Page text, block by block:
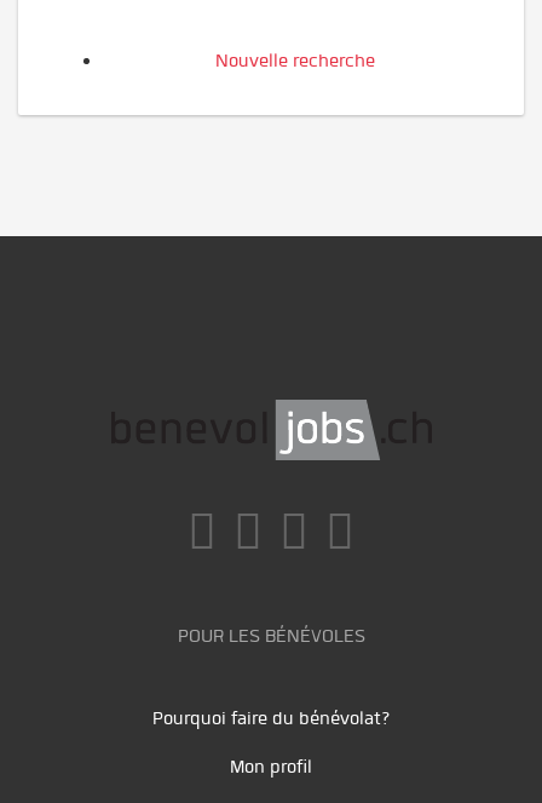
Nouvelle recherche
POUR LES BÉNÉVOLES
Pourquoi faire du bénévolat?
Mon profil